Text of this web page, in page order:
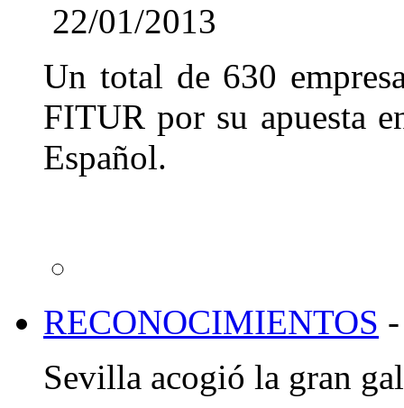
22/01/2013
Un total de 630
FITUR por su apuesta
Español.
RECONOCIMIENTOS -
Sevilla acogió la gran